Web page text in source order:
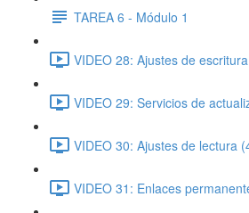
TAREA 6 - Módulo 1
VIDEO 28: Ajustes de
VIDEO 29: Servicios de
VIDEO 30: Ajustes de lectura
VIDEO 31: Enlaces